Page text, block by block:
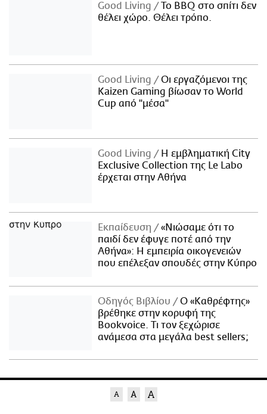
Good Living
Το BBQ στο σπίτι δεν
θέλει χώρο. Θέλει τρόπο.
Good Living
Οι εργαζόμενοι της
Kaizen Gaming βίωσαν το World
Cup από "μέσα"
Good Living
Η εμβληματική City
Exclusive Collection της Le Labo
έρχεται στην Αθήνα
Εκπαίδευση
«Νιώσαμε ότι το
παιδί δεν έφυγε ποτέ από την
Αθήνα»: Η εμπειρία οικογενειών
που επέλεξαν σπουδές στην Κύπρο
Οδηγός Βιβλίου
Ο «Καθρέφτης»
βρέθηκε στην κορυφή της
Bookvoice. Τι τον ξεχώρισε
ανάμεσα στα μεγάλα best sellers;